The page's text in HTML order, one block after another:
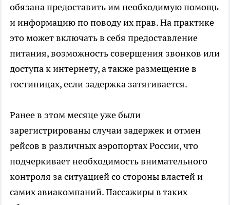
обязана предоставить им необходимую помощь
и информацию по поводу их прав. На практике
это может включать в себя предоставление
питания, возможность совершения звонков или
доступа к интернету, а также размещение в
гостиницах, если задержка затягивается.
Ранее в этом месяце уже были
зарегистрированы случаи задержек и отмен
рейсов в различных аэропортах России, что
подчеркивает необходимость внимательного
контроля за ситуацией со стороны властей и
самих авиакомпаний. Пассажиры в таких